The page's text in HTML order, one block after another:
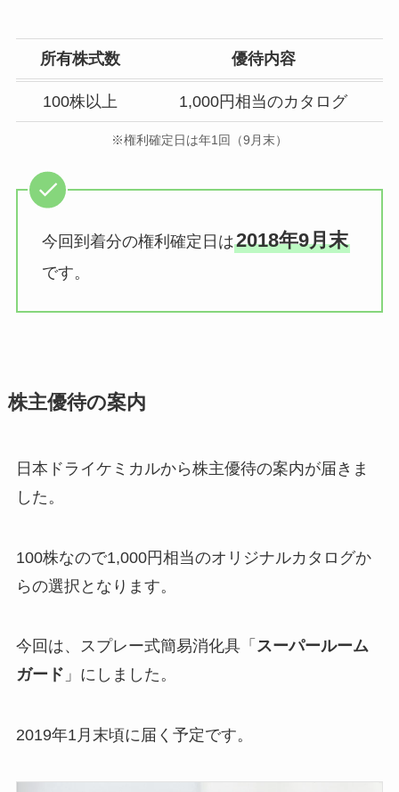
所有株式数 優待内容
100株以上 1,000円相当のカタログ
※権利確定日は年1回（9月末）
今回到着分の権利確定日は2018年9月末
です。
株主優待の案内
日本ドライケミカルから株主優待の案内が届きま
した。
100株なので1,000円相当のオリジナルカタログか
らの選択となります。
今回は、スプレー式簡易消化具「 スーパールーム
ガード 」にしました。
2019年1月末頃に届く予定です。